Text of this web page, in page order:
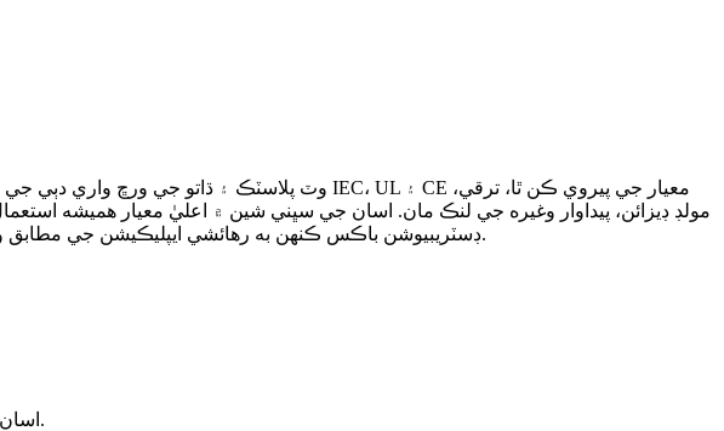
مولڊ ڊيزائن، پيداوار وغيره جي لنڪ مان. اسان جي سڀني شين ۾ اعليٰ معيار هميشه
ڊسٽريبيوشن باڪس ڪنهن به رهائشي ايپليڪيشن جي مطابق وڏي تعداد ۾ آپشن پيش ڪن ٿا. اهي جڳهه جو موثر استعمال، جلدي انسٽاليشن ۽ اهم گراهڪ قدر فراهم ڪن ٿا.
اسان جي ڪمپني وان لائي اها صنعت آهي جيڪا ٽيڪنالاجي ۾ مضبوط آهي، تيزي سان وڌي رهي آهي، وڏي پيماني تي ادارا.